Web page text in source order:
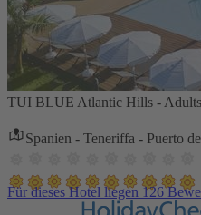
TUI BLUE Atlantic Hills -
Spanien - Teneriffa - Puerto
Für dieses Hotel liegen 126